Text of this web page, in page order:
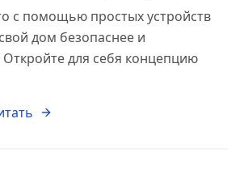
с помощью простых устройств
дом безопаснее и
Откройте для себя концепцию